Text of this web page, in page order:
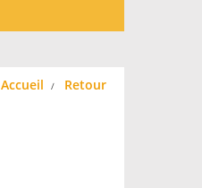
Accueil Retour